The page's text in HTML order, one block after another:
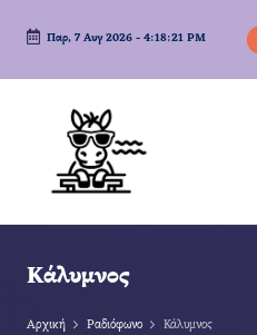
Μετάβαση
σε
περιεχόμενο
Παρ, 7 Αυγ 2026- 4:18:22 PM
Κάλυμνος
Αρχική Ραδιόφωνο Κάλυμνος